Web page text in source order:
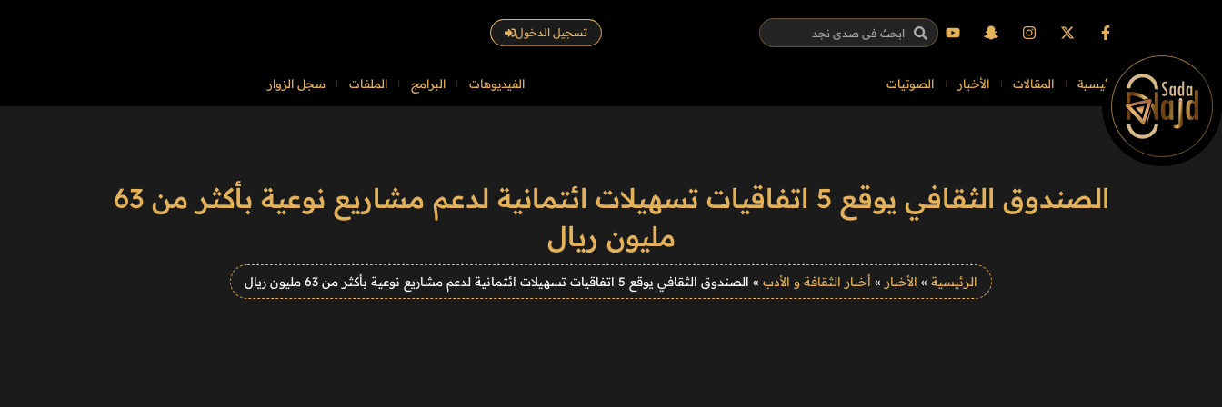
تسجيل الدخول
الرئيسية المقالات الأخبار الصوتيات الفيديوهات البرامج الملفات سجل الزوار
الصندوق الثقافي يوقع 5 اتفاقيات تسهيلات ائتمانية لدعم مشاريع نوعية بأكثر من 63
مليون ريال
الرئيسية » الأخبار » أخبار الثقافة و الأدب » الصندوق الثقافي يوقع 5 اتفاقيات تسهيلات ائتمانية لدعم مشاريع نوعية بأكثر من 63 مليون ريال